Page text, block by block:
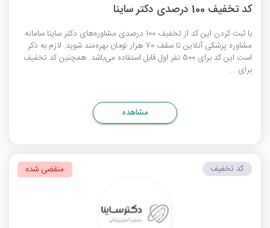
کد تخفیف 100 درصدی دکتر ساینا
با ثبت کردن این کد از تخفیف 100 درصدی مشاوره‌های دکتر ساینا سامانه
مشاوره پزشکی آنلاین تا سقف 70 هزار تومان بهره‌مند شوید. لازم به ذکر
است این کد برای 500 نفر اول قابل استفاده می‌باشد. همچنین کد تخفیف
برای ...
مشاهده
کد تخفیف منقضی شده